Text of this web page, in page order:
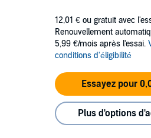
12,01 € ou gratuit avec
Renouvellement
5,99 €/mois après l'essai.
conditions d'éligibilité
Essayez pour
Plus d'options